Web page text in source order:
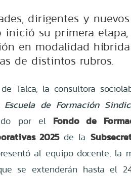
dirigentes y nuevos
inició su primera etapa,
en modalidad
de distintos rubros.
Talca, la consultora
Escuela de Formación
por el Fondo de
2025de la
al equipo docente, la
se extenderán hasta el